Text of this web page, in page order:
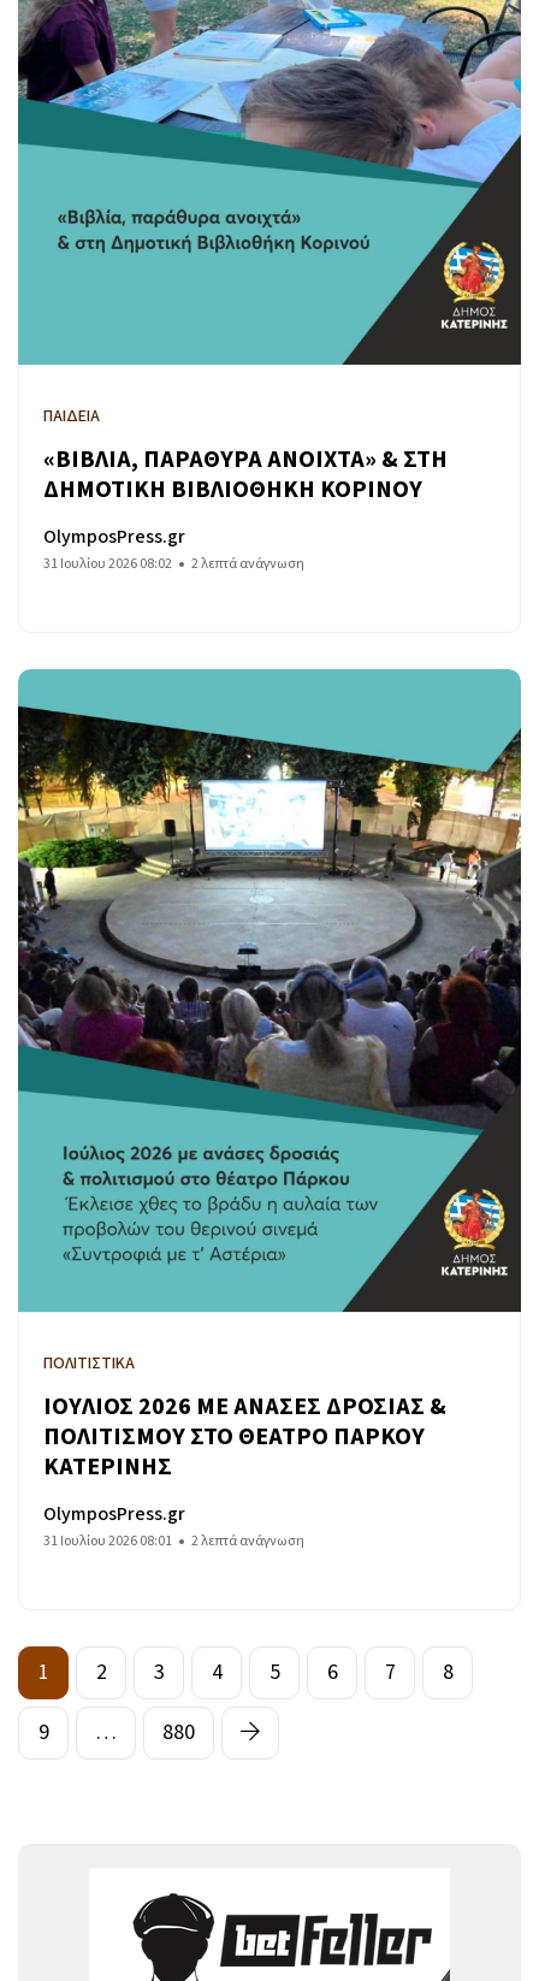
ΠΑΙΔΕΙΑ
«ΒΙΒΛΙΑ, ΠΑΡΑΘΥΡΑ ΑΝΟΙΧΤΑ» & ΣΤΗ
ΔΗΜΟΤΙΚΗ ΒΙΒΛΙΟΘΗΚΗ ΚΟΡΙΝΟΥ
OlymposPress.gr
31 Ιουλίου 2026 08:02 2 λεπτά ανάγνωση
ΠΟΛΙΤΙΣΤΙΚΑ
ΙΟΥΛΙΟΣ 2026 ΜΕ ΑΝΑΣΕΣ ΔΡΟΣΙΑΣ &
ΠΟΛΙΤΙΣΜΟΥ ΣΤΟ ΘΕΑΤΡΟ ΠΑΡΚΟΥ
ΚΑΤΕΡΙΝΗΣ
OlymposPress.gr
31 Ιουλίου 2026 08:01 2 λεπτά ανάγνωση
1 2 3 4 5 6 7
8
9
… 880